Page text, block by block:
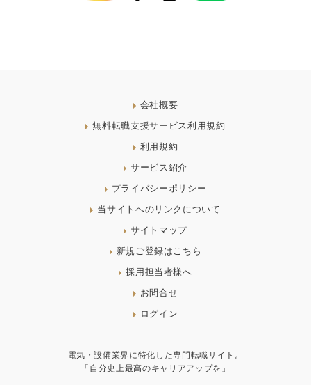
会社概要
無料転職支援サービス利用規約
利用規約
サービス紹介
プライバシーポリシー
当サイトへのリンクについて
サイトマップ
新規ご登録はこちら
採用担当者様へ
お問合せ
ログイン
電気・設備業界に特化した専門転職サイト。
「自分史上最高のキャリアアップを」